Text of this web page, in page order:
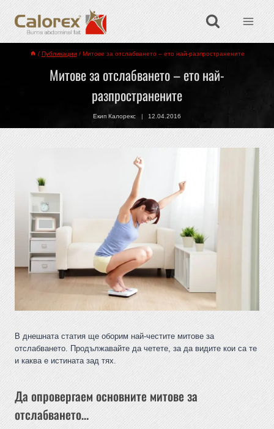
/ Публикации / Митове за отслабването – ето най-разпространените
Митове за отслабването – ето най-
разпространените
Екип Калорекс 12.04.2016
В днешната статия ще оборим най-честите митове за
отслабването. Продължавайте да четете, за да видите кои са те
и каква е истината зад тях.
Да опровергаем основните митове за
отслабването…